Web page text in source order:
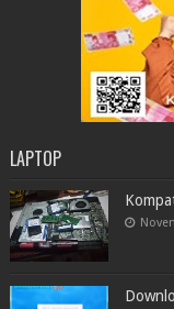
LAPTOP